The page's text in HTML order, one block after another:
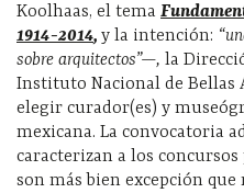
Koolhaas, el tema
1914-2014, y la intención:
sobre arquitectos”—, la
Instituto Nacional de Bellas
elegir curador(es) y
mexicana. La convocatoria
caracterizan a los
son más bien excepción